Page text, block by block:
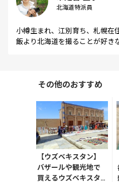
北海道特派員
小樽生まれ、江別育ち、札幌在
飯より北海道を撮ることが好き
その他のおすすめ
【ウズベキスタン】
バザールや観光地で
買えるウズベキスタ